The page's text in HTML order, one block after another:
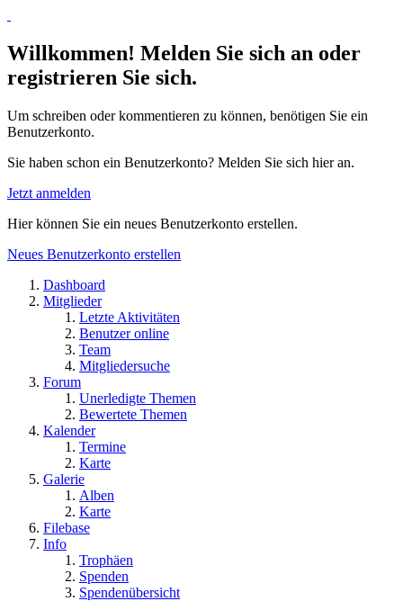
Willkommen! Melden Sie sich an oder
registrieren Sie sich.
Um schreiben oder kommentieren zu können, benötigen Sie ein
Benutzerkonto.
Sie haben schon ein Benutzerkonto? Melden Sie sich hier an.
Jetzt anmelden
Hier können Sie ein neues Benutzerkonto erstellen.
Neues Benutzerkonto erstellen
Dashboard
Mitglieder
Letzte Aktivitäten
Benutzer online
Team
Mitgliedersuche
Forum
Unerledigte Themen
Bewertete Themen
Kalender
Termine
Karte
Galerie
Alben
Karte
Filebase
Info
Trophäen
Spenden
Spendenübersicht